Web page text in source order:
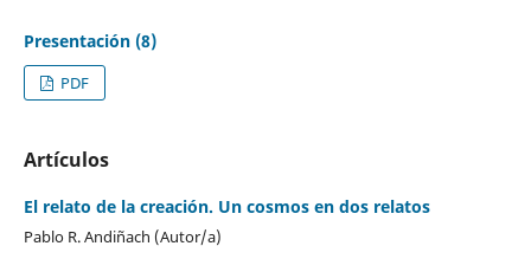
Presentación (8)
PDF
Artículos
El relato de la creación. Un cosmos en dos relatos
Pablo R. Andiñach (Autor/a)